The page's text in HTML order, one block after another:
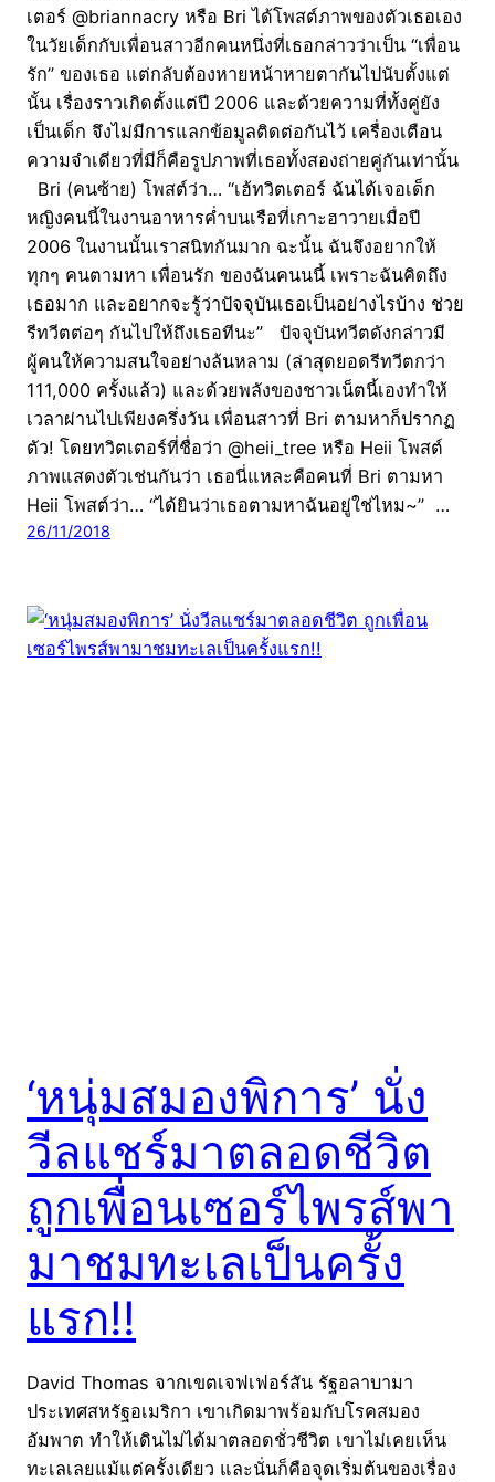
เตอร์ @briannacry หรือ Bri ได้โพสต์ภาพของตัวเธอเอง
ในวัยเด็กกับเพื่อนสาวอีกคนหนึ่งที่เธอกล่าวว่าเป็น “เพื่อน
รัก” ของเธอ แต่กลับต้องหายหน้าหายตากันไปนับตั้งแต่
นั้น เรื่องราวเกิดตั้งแต่ปี 2006 และด้วยความที่ทั้งคู่ยัง
เป็นเด็ก จึงไม่มีการแลกข้อมูลติดต่อกันไว้ เครื่องเตือน
ความจำเดียวที่มีก็คือรูปภาพที่เธอทั้งสองถ่ายคู่กันเท่านั้น
Bri (คนซ้าย) โพสต์ว่า… “เฮ้ทวิตเตอร์ ฉันได้เจอเด็ก
หญิงคนนี้ในงานอาหารค่ำบนเรือที่เกาะฮาวายเมื่อปี
2006 ในงานนั้นเราสนิทกันมาก ฉะนั้น ฉันจึงอยากให้
ทุกๆ คนตามหา เพื่อนรัก ของฉันคนนนี้ เพราะฉันคิดถึง
เธอมาก และอยากจะรู้ว่าปัจจุบันเธอเป็นอย่างไรบ้าง ช่วย
รีทวีตต่อๆ กันไปให้ถึงเธอทีนะ” ปัจจุบันทวีตดังกล่าวมี
ผู้คนให้ความสนใจอย่างล้นหลาม (ล่าสุดยอดรีทวีตกว่า
111,000 ครั้งแล้ว) และด้วยพลังของชาวเน็ตนี้เองทำให้
เวลาผ่านไปเพียงครึ่งวัน เพื่อนสาวที่ Bri ตามหาก็ปรากฏ
ตัว! โดยทวิตเตอร์ที่ชื่อว่า @heii_tree หรือ Heii โพสต์
ภาพแสดงตัวเช่นกันว่า เธอนี่แหละคือคนที่ Bri ตามหา
Heii โพสต์ว่า… “ได้ยินว่าเธอตามหาฉันอยู่ใช่ไหม~” …
26/11/2018
‘หนุ่มสมองพิการ’ นั่ง
วีลแชร์มาตลอดชีวิต
ถูกเพื่อนเซอร์ไพรส์พา
มาชมทะเลเป็นครั้ง
แรก!!
David Thomas จากเขตเจฟเฟอร์สัน รัฐอลาบามา
ประเทศสหรัฐอเมริกา เขาเกิดมาพร้อมกับโรคสมอง
อัมพาต ทำให้เดินไม่ได้มาตลอดชั่วชีวิต เขาไม่เคยเห็น
ทะเลเลยแม้แต่ครั้งเดียว และนั่นก็คือจุดเริ่มต้นของเรื่อง